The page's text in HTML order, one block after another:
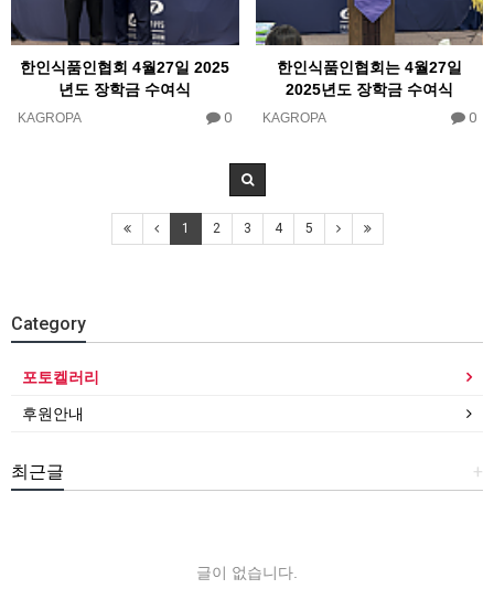
한인식품인협회 4월27일 2025
년도 장학금 수여식
KAGROPA 0
한인식품인협회는 4월27일
2025년도 장학금 수여식
KAGROPA 0
1 2 3 4 5
Category
포토켈러리
후원안내
+
최근글
글이 없습니다.